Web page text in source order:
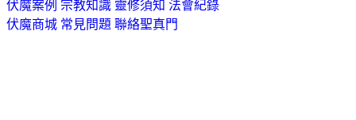
伏魔案例 宗教知識 靈修須知 法會紀錄
伏魔商城 常見問題 聯絡聖真門